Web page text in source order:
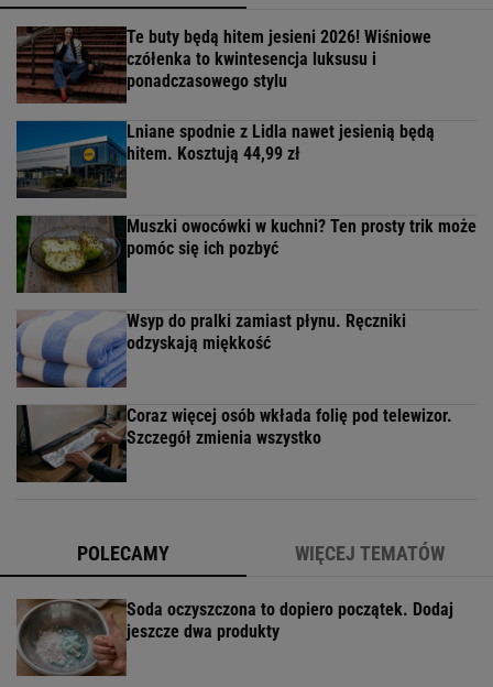
Te buty będą hitem jesieni 2026! Wiśniowe
czółenka to kwintesencja luksusu i
ponadczasowego stylu
Lniane spodnie z Lidla nawet jesienią będą
hitem. Kosztują 44,99 zł
Muszki owocówki w kuchni? Ten prosty trik może
pomóc się ich pozbyć
Wsyp do pralki zamiast płynu. Ręczniki
odzyskają miękkość
Coraz więcej osób wkłada folię pod telewizor.
Szczegół zmienia wszystko
POLECAMY WIĘCEJ TEMATÓW
Soda oczyszczona to dopiero początek. Dodaj
jeszcze dwa produkty